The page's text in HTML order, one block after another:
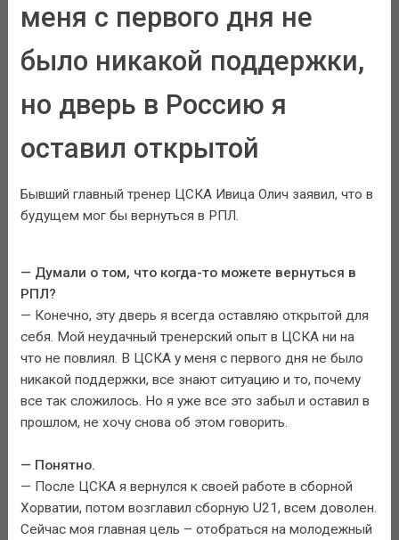
меня с первого дня не
было никакой поддержки,
но дверь в Россию я
оставил открытой
Бывший главный тренер ЦСКА Ивица Олич заявил, что в
будущем мог бы вернуться в РПЛ.
— Думали о том, что когда-то можете вернуться в
РПЛ?
— Конечно, эту дверь я всегда оставляю открытой для
себя. Мой неудачный тренерский опыт в ЦСКА ни на
что не повлиял. В ЦСКА у меня с первого дня не было
никакой поддержки, все знают ситуацию и то, почему
все так сложилось. Но я уже все это забыл и оставил в
прошлом, не хочу снова об этом говорить.
— Понятно.
— После ЦСКА я вернулся к своей работе в сборной
Хорватии, потом возглавил сборную U21, всем доволен.
Сейчас моя главная цель – отобраться на молодежный